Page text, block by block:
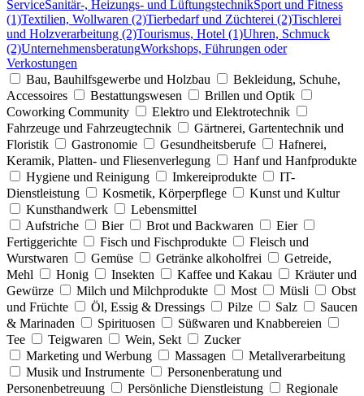
ServiceSanitär-, Heizungs- und LüftungstechnikSport und Fitness
(1)Textilien, Wollwaren (2)Tierbedarf und Züchterei (2)Tischlerei
und Holzverarbeitung (2)Tourismus, Hotel (1)Uhren, Schmuck
(2)UnternehmensberatungWorkshops, Führungen oder
Verkostungen
Bau, Bauhilfsgewerbe und Holzbau
Bekleidung, Schuhe,
Accessoires
Bestattungswesen
Brillen und Optik
Coworking Community
Elektro und Elektrotechnik
Fahrzeuge und Fahrzeugtechnik
Gärtnerei, Gartentechnik und
Floristik
Gastronomie Gesundheitsberufe
Hafnerei,
Keramik, Platten- und Fliesenverlegung
Hanf und Hanfprodukte
Hygiene und Reinigung
Imkereiprodukte
IT-
Dienstleistung
Kosmetik, Körperpflege
Kunst und Kultur
Kunsthandwerk
Lebensmittel
Aufstriche
Bier Brot und Backwaren
Eier
Fertiggerichte
Fisch und Fischprodukte
Fleisch und
Wurstwaren
Gemüse Getränke alkoholfrei
Getreide,
Mehl
Honig Insekten Kaffee und Kakau
Kräuter und
Gewürze
Milch und Milchprodukte Most Müsli
Obst
und Früchte
Öl, Essig & Dressings Pilze Salz
Saucen
& Marinaden
Spirituosen
Süßwaren und Knabbereien
Tee
Teigwaren Wein, Sekt
Zucker
Marketing und Werbung
Massagen
Metallverarbeitung
Musik und Instrumente
Personenberatung und
Personenbetreuung
Persönliche Dienstleistung
Regionale